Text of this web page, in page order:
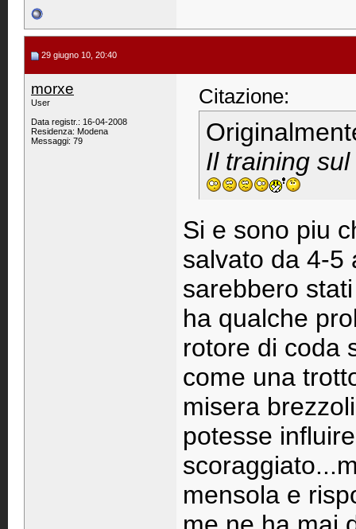
29 giugno 10, 20:40
morxe
User
Data registr.: 16-04-2008
Residenza: Modena
Messaggi: 79
Citazione:
Il training
Si e sono piu
salvato da 4-5
sarebbero
ha qualche
rotore di coda
come una
misera
potesse
mensola e